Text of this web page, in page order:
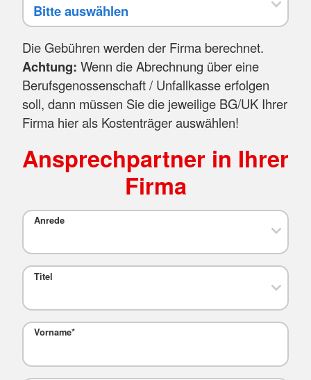
Die Gebühren werden der Firma berechnet.
Achtung: Wenn die Abrechnung über eine
Berufsgenossenschaft / Unfallkasse erfolgen
soll, dann müssen Sie die jeweilige BG/UK Ihrer
Firma hier als Kostenträger auswählen!
Ansprechpartner in Ihrer
Firma
Anrede
Titel
Vorname*